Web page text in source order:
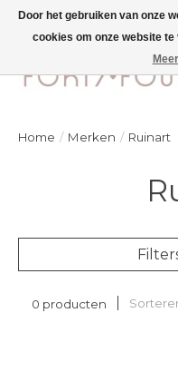
Ontdek de nieuwe
Home / Merken / Ruinart
0 producten
Door het gebruiken van onze
cookies om onze website